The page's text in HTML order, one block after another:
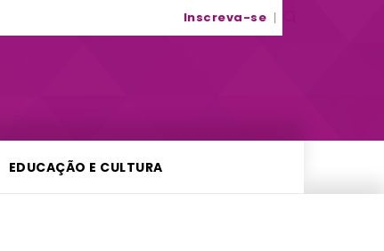
Inscreva-se
EDUCAÇÃO E CULTURA